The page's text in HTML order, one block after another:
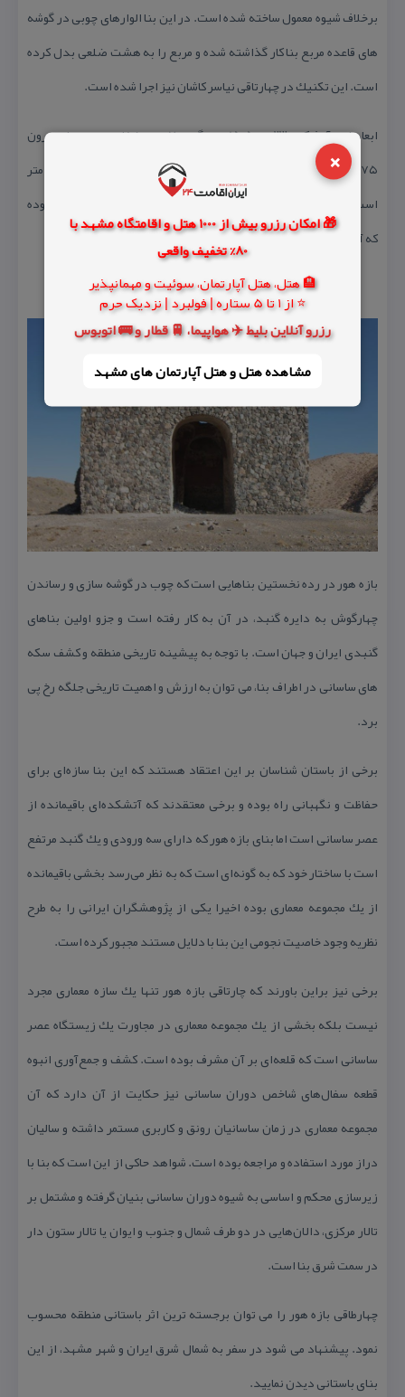
×
🎁 امکان رزرو بیش از 1000 هتل و اقامتگاه مشهد با
80% تخفیف واقعی
🏨 هتل، هتل آپارتمان، سوئیت و مهمانپذیر
⭐ از 1 تا 5 ستاره | فولبرد | نزدیک حرم
رزرو آنلاین بلیط ✈️ هواپیما، 🚆 قطار و 🚌 اتوبوس
مشاهده هتل و هتل‌ آپارتمان های مشهد
برخلاف شیوه معمول ساخته شده است. در این بنا الوارهای چوبی در گوشه
های قاعده مربع بنا كار گذاشته شده و مربع را به هشت ضلعی بدل كرده
است. این تكنیك در چهارتاقی نیاسر كاشان نیز اجرا شده است.
ابعاد این آتشكده ۲۳ در ۱۵.۵ متر، گنبد ۷ متر، ضخامت ستون از بیرون
۵.۷۵ تا ۶ متر، ضخامت ستون از داخل ۴ متر، شعاع هلال تاق ها ۳.۷۵ متر
است. این بنا در اطراف دارای الحاقاتی از جمله راهرو، ایوان و دیوار بوده
كه آثار معماری آن در كناره های بنا به چشم می خورد.
بازه هور در رده نخستین بناهایی است كه چوب در گوشه سازی و رساندن
چهارگوش به دایره گنبد، در آن به كار رفته است و جزو اولین بناهای
گنبدی ایران و جهان است. با توجه به پیشینه تاریخی منطقه و كشف سكه
های ساسانی در اطراف بنا، می توان به ارزش و اهمیت تاریخی جلگه رخ پی
برد.
برخی از باستان شناسان بر این اعتقاد هستند كه این بنا سازه‌ای برای
حفاظت و نگهبانی راه بوده و برخی معتقدند كه آتشكده‌ای باقیمانده از
عصر ساسانی است اما بنای بازه هور كه دارای سه ورودی و یك گنبد مرتفع
است با ساختار خود كه به گونه‌ای است كه به نظر می‌رسد بخشی باقیمانده
از یك مجموعه معماری بوده اخیرا یكی از پژوهشگران ایرانی را به طرح
نظریه وجود خاصیت نجومی این بنا با دلایل مستند مجبور كرده است.
برخی نیز براین باورند كه چارتاقی بازه هور تنها یك سازه معماری مجرد
نیست بلكه بخشی از یك مجموعه معماری در مجاورت یك زیستگاه عصر
ساسانی است كه قلعه‌ای بر آن مشرف بوده است. كشف و جمع‌آوری انبوه
قطعه سفال‌های شاخص دوران ساسانی نیز حكایت از آن دارد كه آن
مجموعه معماری در زمان ساسانیان رونق و كاربری مستمر داشته و سالیان
دراز مورد استفاده و مراجعه بوده است. شواهد حاكی از این است كه بنا با
زیرسازی محكم و اساسی به شیوه دوران ساسانی بنیان گرفته و مشتمل بر
تالار مركزی، دالان‌هایی در دو طرف شمال و جنوب و ایوان یا تالار ستون دار
در سمت شرق بنا است.
چهارطاقی بازه هور را می توان برجسته ترین اثر باستانی منطقه محسوب
نمود. پیشنهاد می شود در سفر به شمال شرق ایران و شهر مشهد، از این
بنای باستانی دیدن نمایید.